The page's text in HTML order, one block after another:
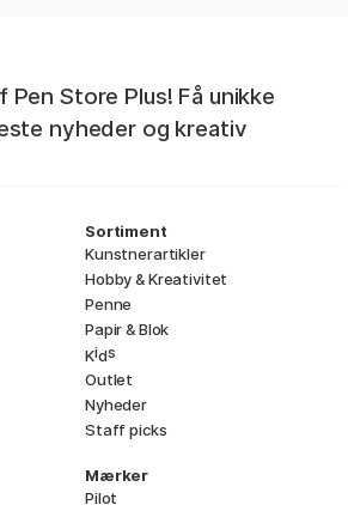
Pen Store Plus! Få unikke
nyheder og kreativ
Sortiment
Kunstnerartikler
Hobby & Kreativitet
Penne
Papir & Blok
Kids
Outlet
Nyheder
Staff picks
Mærker
Pilot